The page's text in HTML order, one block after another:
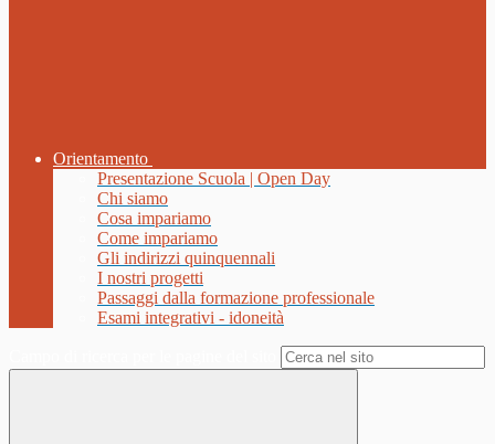
Orientamento
Presentazione Scuola | Open Day
Chi siamo
Cosa impariamo
Come impariamo
Gli indirizzi quinquennali
I nostri progetti
Passaggi dalla formazione professionale
Esami integrativi - idoneità